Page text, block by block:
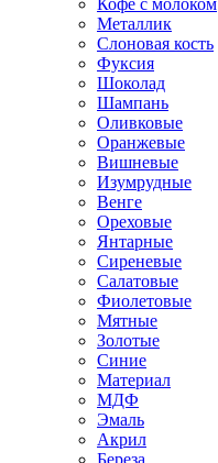
Кофе с молоком
Металлик
Слоновая кость
Фуксия
Шоколад
Шампань
Оливковые
Оранжевые
Вишневые
Изумрудные
Венге
Ореховые
Янтарные
Сиреневые
Салатовые
Фиолетовые
Мятные
Золотые
Синие
Материал
МДФ
Эмаль
Акрил
Береза